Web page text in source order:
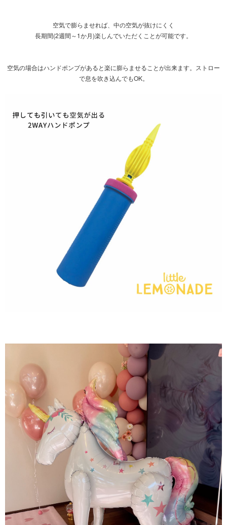
空気で膨らませれば、中の空気が抜けにくく
長期間(2週間～1か月)楽しんでいただくことが可能です。
空気の場合はハンドポンプがあると楽に膨らませることが出来ます。ストロー
で息を吹き込んでもOK。